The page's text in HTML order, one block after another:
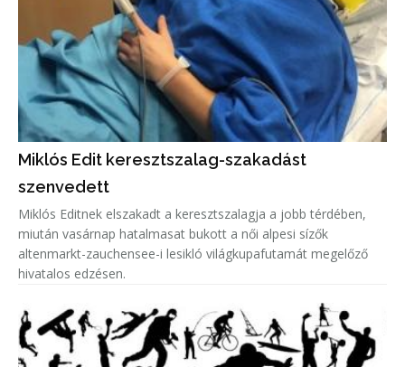
Miklós Edit keresztszalag-szakadást
szenvedett
Miklós Editnek elszakadt a keresztszalagja a jobb térdében,
miután vasárnap hatalmasat bukott a női alpesi sízők
altenmarkt-zauchensee-i lesikló világkupafutamát megelőző
hivatalos edzésen.